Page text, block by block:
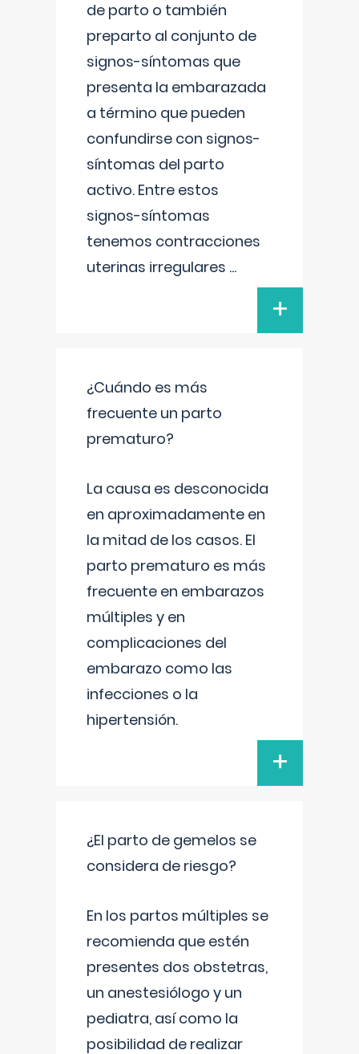
de parto o también
preparto al conjunto de
signos-síntomas que
presenta la embarazada
a término que pueden
confundirse con signos-
síntomas del parto
activo. Entre estos
signos-síntomas
tenemos contracciones
uterinas irregulares ...
+
¿Cuándo es más
frecuente un parto
prematuro?
La causa es desconocida
en aproximadamente en
la mitad de los casos. El
parto prematuro es más
frecuente en embarazos
múltiples y en
complicaciones del
embarazo como las
infecciones o la
hipertensión.
+
¿El parto de gemelos se
considera de riesgo?
En los partos múltiples se
recomienda que estén
presentes dos obstetras,
un anestesiólogo y un
pediatra, así como la
posibilidad de realizar